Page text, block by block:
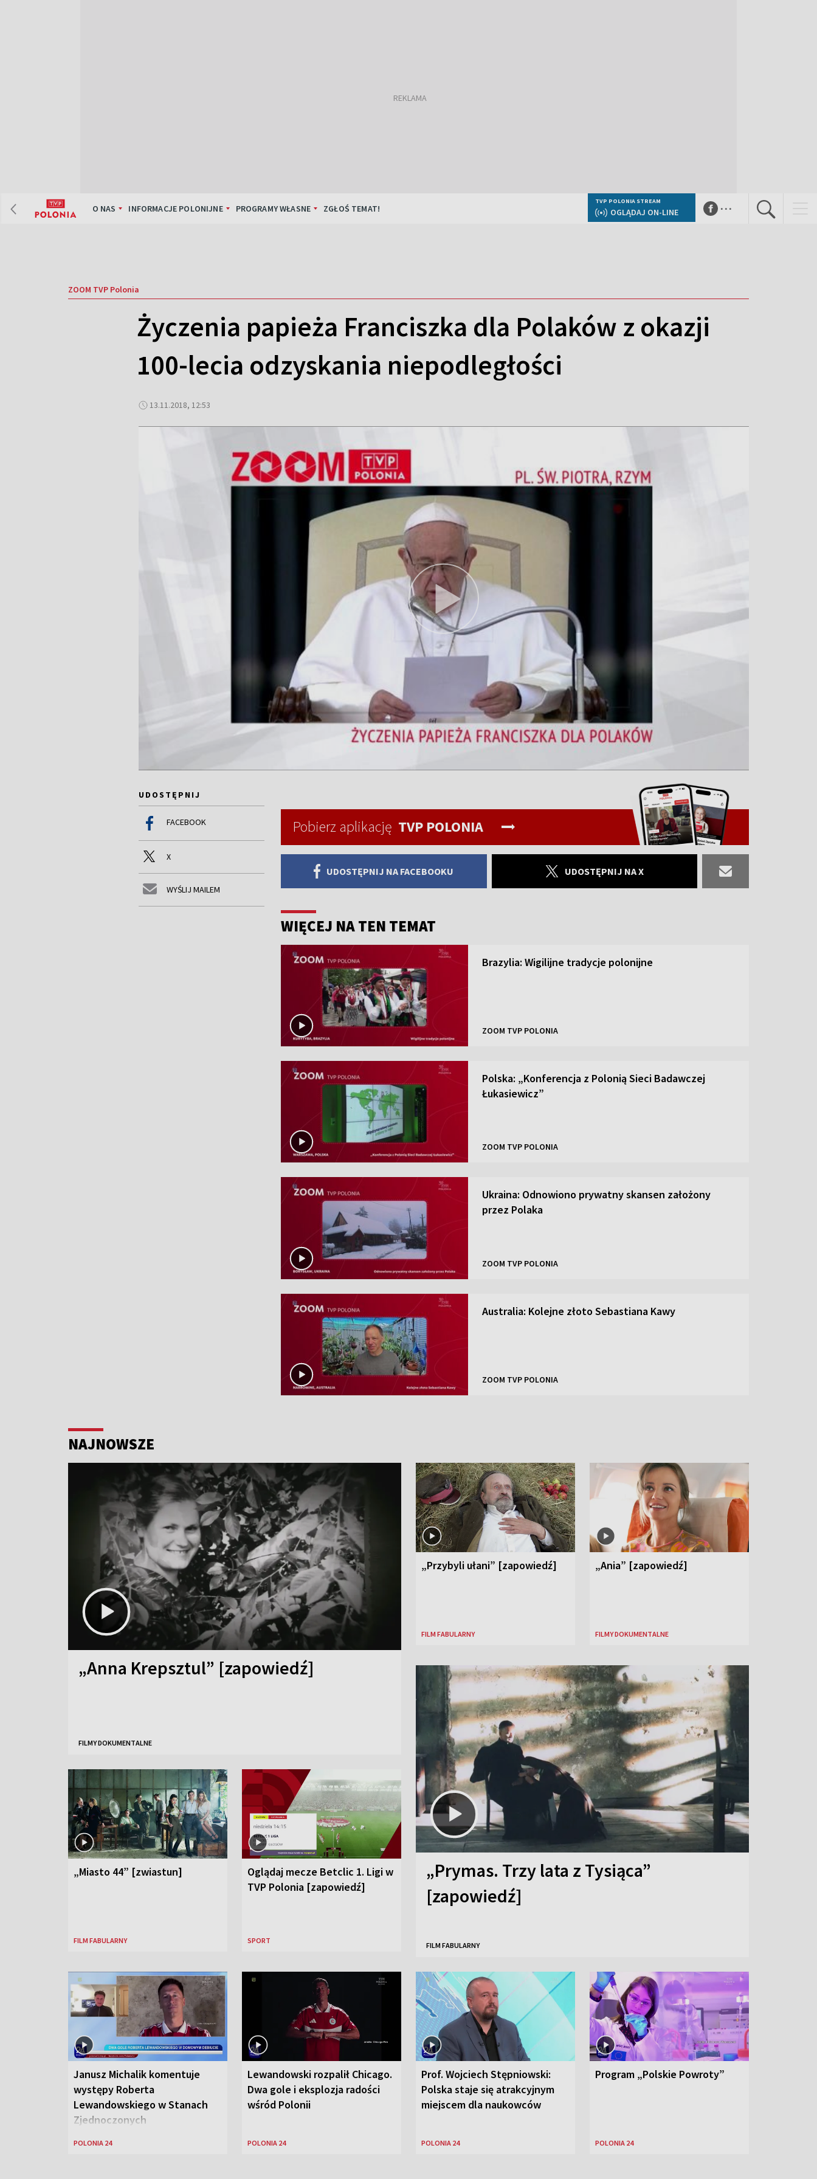
O NAS INFORMACJE POLONIJNE PROGRAMY WŁASNE ZGŁOŚ TEMAT!
TVP POLONIA STREAM
OGLĄDAJ ON-LINE ...
ZOOM TVP Polonia
Życzenia papieża Franciszka dla Polaków z okazji
100-lecia odzyskania niepodległości
13.11.2018, 12:53
UDOSTĘPNIJ
FACEBOOK
X
WYŚLIJ MAILEM
Pobierz aplikację TVP POLONIA
UDOSTĘPNIJ NA FACEBOOKU UDOSTĘPNIJ NA X
WIĘCEJ NA TEN TEMAT
Brazylia: Wigilijne tradycje polonijne
ZOOM TVP POLONIA
Polska: „Konferencja z Polonią Sieci Badawczej
Łukasiewicz”
ZOOM TVP POLONIA
Ukraina: Odnowiono prywatny skansen założony
przez Polaka
ZOOM TVP POLONIA
Australia: Kolejne złoto Sebastiana Kawy
ZOOM TVP POLONIA
NAJNOWSZE
„Anna Krepsztul” [zapowiedź]
FILMY DOKUMENTALNE
„Przybyli ułani” [zapowiedź]
FILM FABULARNY
„Ania” [zapowiedź]
FILMY DOKUMENTALNE
„Miasto 44” [zwiastun]
FILM FABULARNY
Oglądaj mecze Betclic 1. Ligi w
TVP Polonia [zapowiedź]
SPORT
„Prymas. Trzy lata z Tysiąca”
[zapowiedź]
FILM FABULARNY
Janusz Michalik komentuje
występy Roberta
Lewandowskiego w Stanach
Zjednoczonych
POLONIA 24
Lewandowski rozpalił Chicago.
Dwa gole i eksplozja radości
wśród Polonii
POLONIA 24
Prof. Wojciech Stępniowski:
Polska staje się atrakcyjnym
miejscem dla naukowców
POLONIA 24
Program „Polskie Powroty”
POLONIA 24